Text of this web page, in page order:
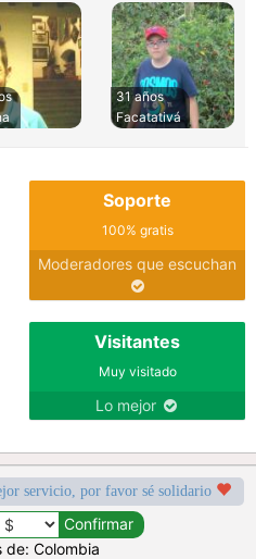
31 años
Facatativá
Soporte
100% gratis
Moderadores que escuchan
Visitantes
Muy visitado
Lo mejor
servicio, por favor sé solidario
de: Colombia